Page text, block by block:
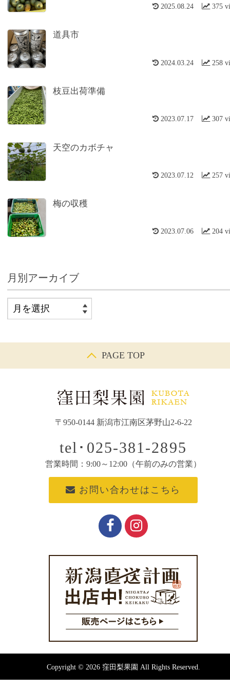
375
2025.08.24
道具市
258
2024.03.24
枝豆出荷準備
307
2023.07.17
天空のカボチャ
257
2023.07.12
梅の収穫
204
2023.07.06
月別アーカイブ
PAGE TOP
〒950-0144 新潟市江南区茅野山2-6-22
tel･025-381-2895
営業時間：9:00～12:00（午前のみの営業）
お問い合わせはこちら
Copyright © 2026 窪田梨果園 All Rights Reserved.